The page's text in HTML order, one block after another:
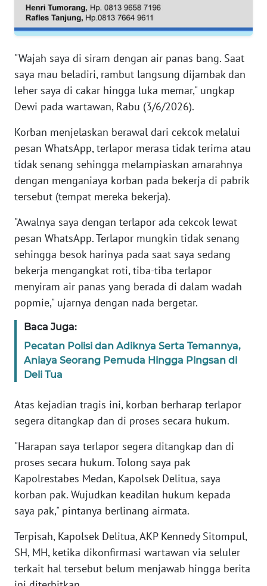
"Wajah saya di siram dengan air panas bang. Saat
saya mau beladiri, rambut langsung dijambak dan
leher saya di cakar hingga luka memar," ungkap
Dewi pada wartawan, Rabu (3/6/2026).
Korban menjelaskan berawal dari cekcok melalui
pesan WhatsApp, terlapor merasa tidak terima atau
tidak senang sehingga melampiaskan amarahnya
dengan menganiaya korban pada bekerja di pabrik
tersebut (tempat mereka bekerja).
"Awalnya saya dengan terlapor ada cekcok lewat
pesan WhatsApp. Terlapor mungkin tidak senang
sehingga besok harinya pada saat saya sedang
bekerja mengangkat roti, tiba-tiba terlapor
menyiram air panas yang berada di dalam wadah
popmie," ujarnya dengan nada bergetar.
Baca Juga:
Pecatan Polisi dan Adiknya Serta Temannya,
Aniaya Seorang Pemuda Hingga Pingsan di
Deli Tua
Atas kejadian tragis ini, korban berharap terlapor
segera ditangkap dan di proses secara hukum.
"Harapan saya terlapor segera ditangkap dan di
proses secara hukum. Tolong saya pak
Kapolrestabes Medan, Kapolsek Delitua, saya
korban pak. Wujudkan keadilan hukum kepada
saya pak," pintanya berlinang airmata.
Terpisah, Kapolsek Delitua, AKP Kennedy Sitompul,
SH, MH, ketika dikonfirmasi wartawan via seluler
terkait hal tersebut belum menjawab hingga berita
WN
SULBAR
BABEL
WN
SUMBAR
WN
SUMSEL
WN
BENGKULU
WN
LAMPUNG
WN
JATENG
NUSANTARA
WN
JOGJA
WN
WN
BALI
WN
KALBAR
WN
KALTENG
WN